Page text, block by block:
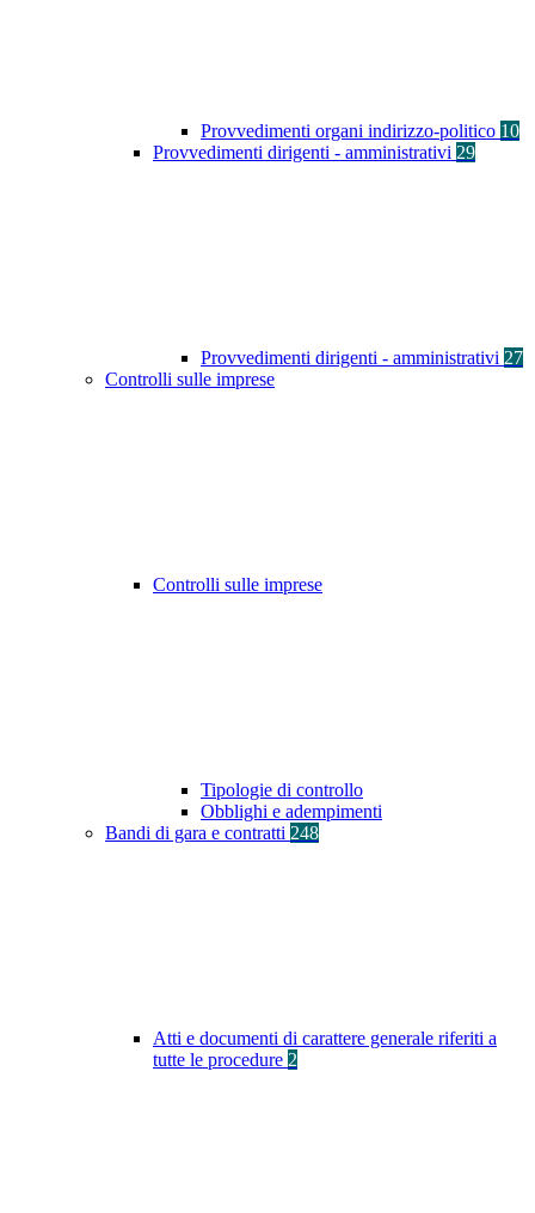
Provvedimenti organi indirizzo-politico 10
Provvedimenti dirigenti - amministrativi 29
Provvedimenti dirigenti - amministrativi 27
Controlli sulle imprese
Controlli sulle imprese
Tipologie di controllo
Obblighi e adempimenti
Bandi di gara e contratti 248
Atti e documenti di carattere generale riferiti a
tutte le procedure 2